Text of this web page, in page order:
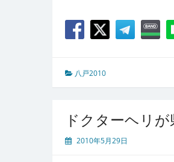
八戸2010
ドクターヘリ
2010年5月29日